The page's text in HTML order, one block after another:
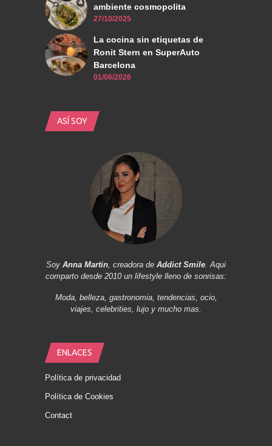
ambiente cosmopolita
27/10/2025
La cocina sin etiquetas de
Ronit Stern en SuperAuto
Barcelona
01/06/2026
ASÍ SOY
Soy Anna Martin, creadora de Addict Smile. Aqui
comparto desde 2010 un lifestyle lleno de sonrisas:
Moda, belleza, gastronomia, tendencias, ocio,
viajes, celebrities, lujo y mucho mas.
ENLACES
Política de privacidad
Política de Cookies
Contact